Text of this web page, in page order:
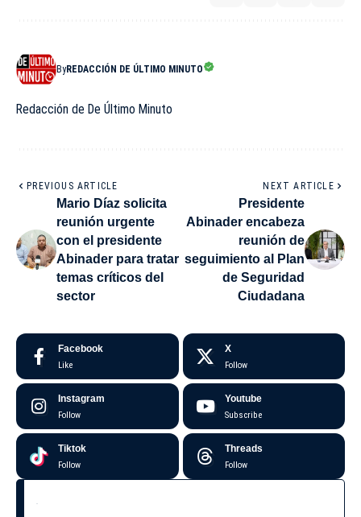
ByREDACCIÓN DE ÚLTIMO MINUTO
Redacción de De Último Minuto
PREVIOUS ARTICLE
Mario Díaz solicita
reunión urgente
con el presidente
Abinader para tratar
temas críticos del
sector
NEXT ARTICLE
Presidente
Abinader encabeza
reunión de
seguimiento al Plan
de Seguridad
Ciudadana
Facebook
Like
X
Follow
Instagram
Follow
Youtube
Subscribe
Tiktok
Follow
Threads
Follow